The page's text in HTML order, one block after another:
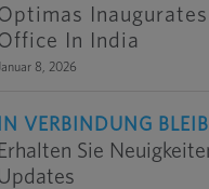
In India
Januar 8, 2026
IN VERBINDUNG
Erhalten Sie